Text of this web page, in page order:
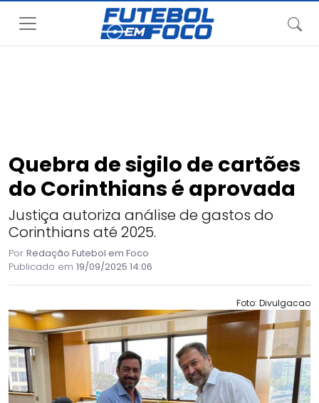
Quebra de sigilo de cartões
do Corinthians é aprovada
Justiça autoriza análise de gastos do
Corinthians até 2025.
Por Redação Futebol em Foco
Publicado em 19/09/2025 14:06
Foto: Divulgacao